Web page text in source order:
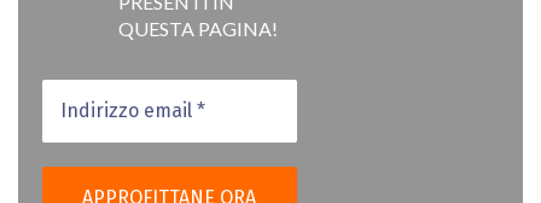
QUESTA PAGINA!